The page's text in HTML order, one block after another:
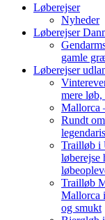
Løberejser
Nyheder
Løberejser
gamle
Løberejser
mere
Mallorca
Rundt
Trailløb i
løberejse
Trailløb
Mallorca
og smukt